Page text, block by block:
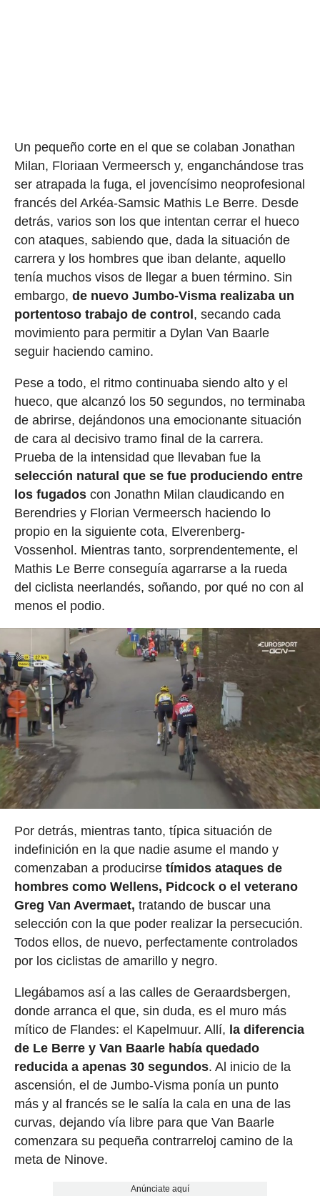
Un pequeño corte en el que se colaban Jonathan
Milan, Floriaan Vermeersch y, enganchándose tras
ser atrapada la fuga, el jovencísimo neoprofesional
francés del Arkéa-Samsic Mathis Le Berre. Desde
detrás, varios son los que intentan cerrar el hueco
con ataques, sabiendo que, dada la situación de
carrera y los hombres que iban delante, aquello
tenía muchos visos de llegar a buen término. Sin
embargo, de nuevo Jumbo-Visma realizaba un
portentoso trabajo de control, secando cada
movimiento para permitir a Dylan Van Baarle
seguir haciendo camino.
Pese a todo, el ritmo continuaba siendo alto y el
hueco, que alcanzó los 50 segundos, no terminaba
de abrirse, dejándonos una emocionante situación
de cara al decisivo tramo final de la carrera.
Prueba de la intensidad que llevaban fue la
selección natural que se fue produciendo entre
los fugadoscon Jonathn Milan claudicando en
Berendries y Florian Vermeersch haciendo lo
propio en la siguiente cota, Elverenberg-
Vossenhol. Mientras tanto, sorprendentemente, el
Mathis Le Berre conseguía agarrarse a la rueda
del ciclista neerlandés, soñando, por qué no con al
menos el podio.
Por detrás, mientras tanto, típica situación de
indefinición en la que nadie asume el mando y
comenzaban a producirse tímidos ataques de
hombres como Wellens, Pidcock o el veterano
Greg Van Avermaet, tratando de buscar una
selección con la que poder realizar la persecución.
Todos ellos, de nuevo, perfectamente controlados
por los ciclistas de amarillo y negro.
Llegábamos así a las calles de Geraardsbergen,
donde arranca el que, sin duda, es el muro más
mítico de Flandes: el Kapelmuur. Allí, la diferencia
de Le Berre y Van Baarle había quedado
reducida a apenas 30 segundos. Al inicio de la
ascensión, el de Jumbo-Visma ponía un punto
más y al francés se le salía la cala en una de las
curvas, dejando vía libre para que Van Baarle
comenzara su pequeña contrarreloj camino de la
meta de Ninove.
Anúnciate aquí